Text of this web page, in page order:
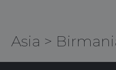
Asia >